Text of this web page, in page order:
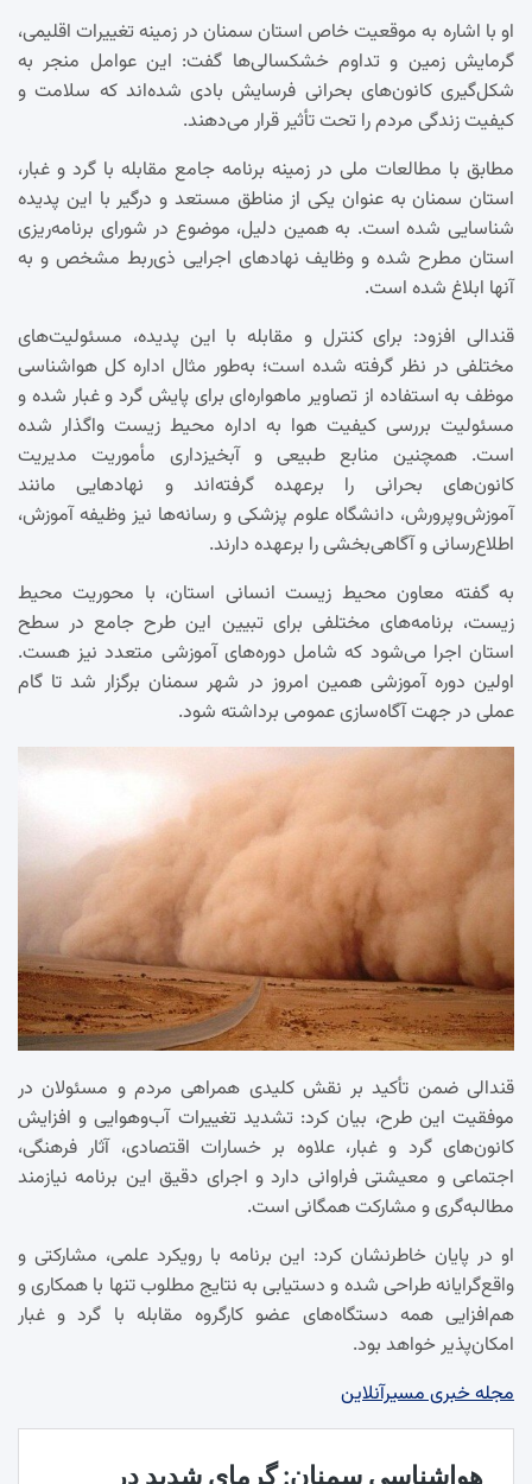
او با اشاره به موقعیت خاص استان سمنان در زمینه تغییرات اقلیمی،
گرمایش زمین و تداوم خشکسالی‌ها گفت: این عوامل منجر به
شکل‌گیری کانون‌های بحرانی فرسایش بادی شده‌اند که سلامت و
کیفیت زندگی مردم را تحت تأثیر قرار می‌دهند.
مطابق با مطالعات ملی در زمینه برنامه جامع مقابله با گرد و غبار،
استان سمنان به عنوان یکی از مناطق مستعد و درگیر با این پدیده
شناسایی شده است. به همین دلیل، موضوع در شورای برنامه‌ریزی
استان مطرح شده و وظایف نهادهای اجرایی ذی‌ربط مشخص و به
آنها ابلاغ شده است.
قندالی افزود: برای کنترل و مقابله با این پدیده، مسئولیت‌های
مختلفی در نظر گرفته شده است؛ به‌طور مثال اداره کل هواشناسی
موظف به استفاده از تصاویر ماهواره‌ای برای پایش گرد و غبار شده و
مسئولیت بررسی کیفیت هوا به اداره محیط زیست واگذار شده
است. همچنین منابع طبیعی و آبخیزداری مأموریت مدیریت
کانون‌های بحرانی را برعهده گرفته‌اند و نهادهایی مانند
آموزش‌وپرورش، دانشگاه علوم پزشکی و رسانه‌ها نیز وظیفه آموزش،
اطلاع‌رسانی و آگاهی‌بخشی را برعهده دارند.
به گفته معاون محیط زیست انسانی استان، با محوریت محیط
زیست، برنامه‌های مختلفی برای تبیین این طرح جامع در سطح
استان اجرا می‌شود که شامل دوره‌های آموزشی متعدد نیز هست.
اولین دوره آموزشی همین امروز در شهر سمنان برگزار شد تا گام
عملی در جهت آگاه‌سازی عمومی برداشته شود.
قندالی ضمن تأکید بر نقش کلیدی همراهی مردم و مسئولان در
موفقیت این طرح، بیان کرد: تشدید تغییرات آب‌وهوایی و افزایش
کانون‌های گرد و غبار، علاوه بر خسارات اقتصادی، آثار فرهنگی،
اجتماعی و معیشتی فراوانی دارد و اجرای دقیق این برنامه نیازمند
مطالبه‌گری و مشارکت همگانی است.
او در پایان خاطرنشان کرد: این برنامه با رویکرد علمی، مشارکتی و
واقع‌گرایانه طراحی شده و دستیابی به نتایج مطلوب تنها با همکاری و
هم‌افزایی همه دستگاه‌های عضو کارگروه مقابله با گرد و غبار
امکان‌پذیر خواهد بود.
مجله خبری مسیرآنلاین